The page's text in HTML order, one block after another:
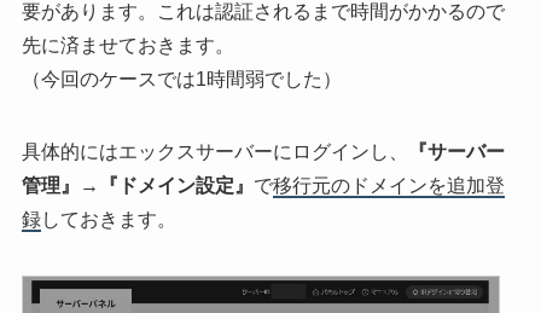
要があります。これは認証されるまで時間がかかるので
先に済ませておきます。
（今回のケースでは1時間弱でした）
具体的にはエックスサーバーにログインし、
『サーバー
管理』→『ドメイン設定』 で移行元のドメインを追加登
録しておきます。